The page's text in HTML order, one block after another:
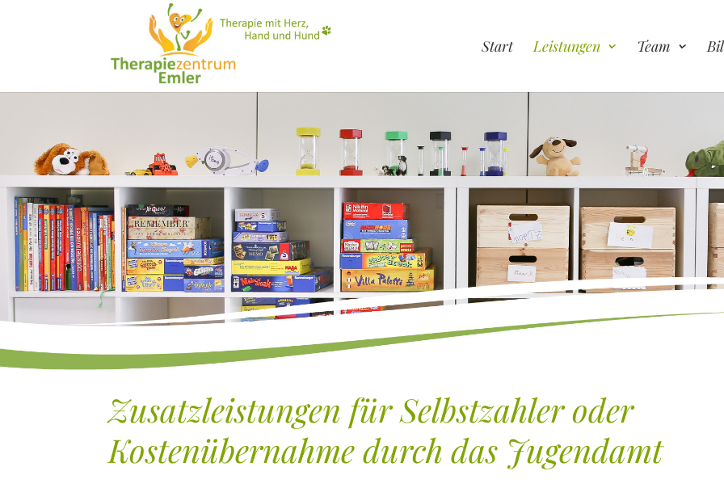
Start Leistungen Team
Zusatzleistungen für Selbstzahler oder
Kostenübernahme durch das Jugendamt